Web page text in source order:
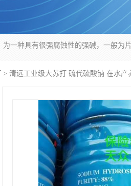
> 清远工业级大苏打 硫代硫酸钠 在水产